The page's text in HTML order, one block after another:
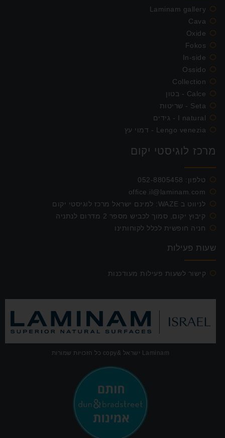
Laminam gallery
Cava
Oxide
Fokos
In-side
Ossido
Collection
Calce - בטון
Seta - שריטות
I natural - גידים
Lengo venezia - דמוי עץ
מרכז לוגיסטי יקום
טלפון: 052-8805458
office.il@laminam.com
לניווט ב WAZE: למינם ישראל מרכז לוגיסטי יקום
קיבוץ יקום, סמוך לכביש מספר 2 מדרום לנתניה
חניה חופשית לכלל לקוחותינו
שעות פעילות
קישור לשעות פעילות מעודכנות
Laminam ישראל &copy כל הזכויות שמורות